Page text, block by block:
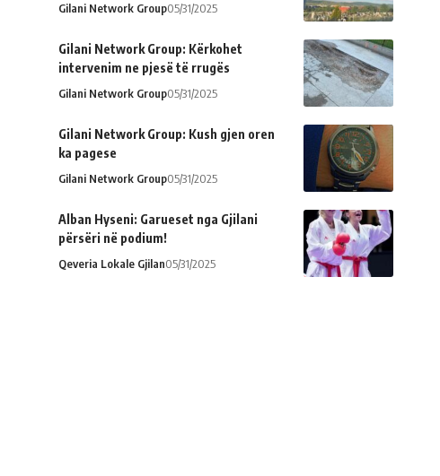
Gilani Network Group05/31/2025
Gilani Network Group: Kërkohet
intervenim ne pjesë të rrugës
Gilani Network Group05/31/2025
Gilani Network Group: Kush gjen oren
ka pagese
Gilani Network Group05/31/2025
Alban Hyseni: Garueset nga Gjilani
përsëri në podium!
Qeveria Lokale Gjilan05/31/2025